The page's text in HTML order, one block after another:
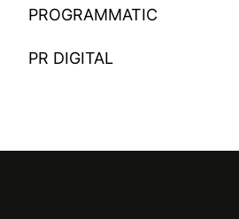
PROGRAMMATIC
PR DIGITAL